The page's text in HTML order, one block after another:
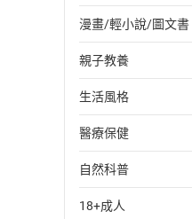
管理/領導
職場工作術
成功法
行銷/廣告
傳記
商務/商學
韓國文學
華文文學
經典文學
成長/家庭生活小說
懸疑/推理小說
科幻/奇幻小說
政治
社會科學
台灣/中國歷史
日/韓歷史
其他歷史/史學
法律
心靈成長/情緒
人際關係
兩性關係
心理學
漫畫/輕小說/圖文書
輕小說
奇幻/科幻
愛情故事
職場/社會寫實
懸疑/推理
親子教養
教育現場
兒童文學/故事
兒童科普/學習
育兒百科
生活風格
飲食/食譜
健身/美顏
運動/遊戲
醫療保健
健康/養生
常見疾病
自然科普
生物科學
18+成人